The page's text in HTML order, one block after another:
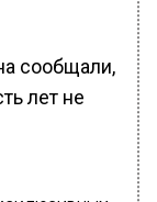
сообщали,
лет не